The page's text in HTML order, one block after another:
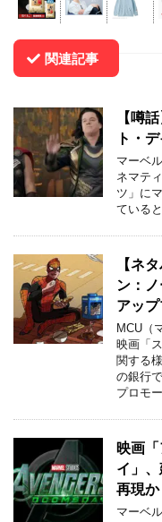
関連記事
【噂
ト・
マーベ
ネマテ
ツ」に
ている
【ネ
ン：
アッ
MCU（
映画「
関する
の銀行
プロモ
映画
イ」
再現か
マーベ